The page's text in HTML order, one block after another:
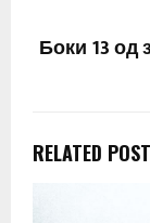
Боки 13 од
RELATED